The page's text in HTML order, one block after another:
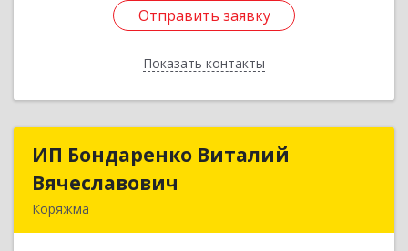
Отправить заявку
Показать контакты
Отправить заявку
Назад
ИП Бондаренко Виталий
Вячеславович
Коряжма
ИП Бондаренко Виталий